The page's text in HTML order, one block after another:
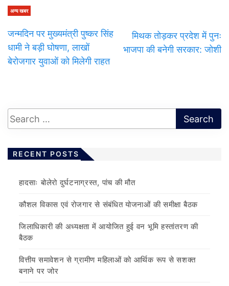
अन्य खबर
जन्मदिन पर मुख्यमंत्री पुष्कर सिंह
धामी ने बड़ी घोषणा, लाखों
बेरोजगार युवाओं को मिलेगी राहत
मिथक तोड़कर प्रदेश में पुनः
भाजपा की बनेगी सरकार: जोशी
RECENT POSTS
हादसाः बोलेरो दुर्घटनाग्रस्त, पांच की मौत
कौशल विकास एवं रोजगार से संबंधित योजनाओं की समीक्षा बैठक
जिलाधिकारी की अध्यक्षता में आयोजित हुई वन भूमि हस्तांतरण की
बैठक
वित्तीय समावेशन से ग्रामीण महिलाओं को आर्थिक रूप से सशक्त
बनाने पर जोर